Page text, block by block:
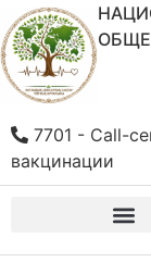
7701 - Call-
вакцинации